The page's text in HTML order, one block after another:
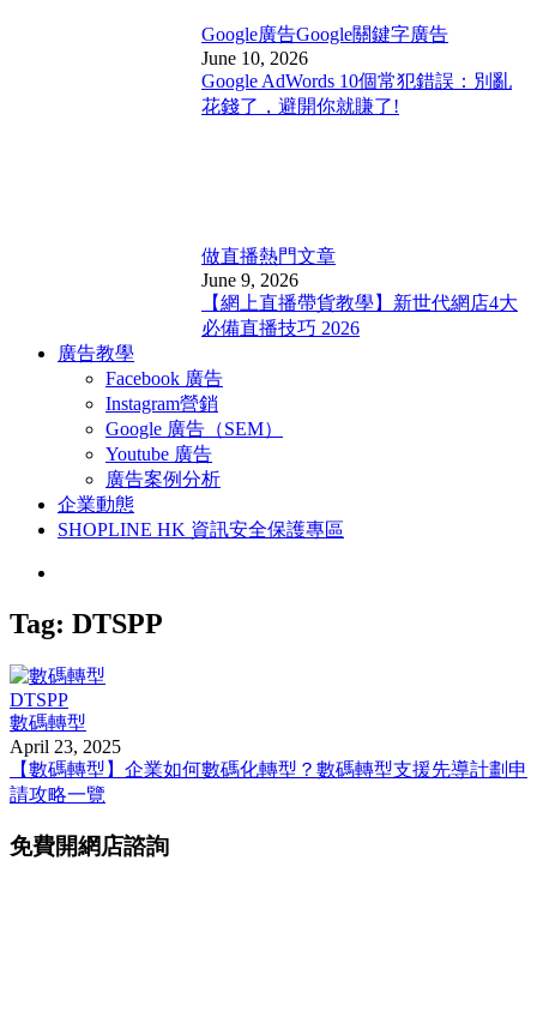
Google廣告Google關鍵字廣告
June 10, 2026
Google AdWords 10個常犯錯誤：別亂
花錢了，避開你就賺了!
做直播熱門文章
June 9, 2026
【網上直播帶貨教學】新世代網店4大
必備直播技巧 2026
廣告教學
Facebook 廣告
Instagram營銷
Google 廣告（SEM）
Youtube 廣告
廣告案例分析
企業動態
SHOPLINE HK 資訊安全保護專區
Tag: DTSPP
DTSPP
數碼轉型
April 23, 2025
【數碼轉型】企業如何數碼化轉型？數碼轉型支援先導計劃申
請攻略一覽
免費開網店諮詢